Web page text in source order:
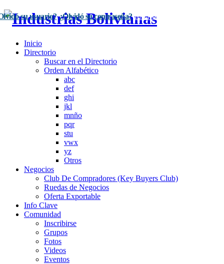
su usuario? ¿Olvidó su contraseña? Inscríbase Aquí
Inicio
Directorio
Buscar en el Directorio
Orden Alfabético
abc
def
ghi
jkl
mnño
pqr
stu
vwx
yz
Otros
Negocios
Club De Compradores (Key Buyers Club)
Ruedas de Negocios
Oferta Exportable
Info Clave
Comunidad
Inscribirse
Grupos
Fotos
Videos
Eventos